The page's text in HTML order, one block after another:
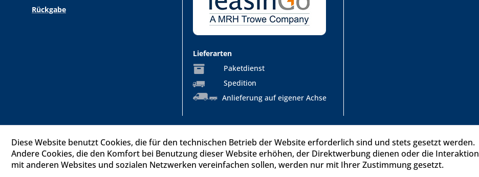
Rückgabe
Lieferarten
Paketdienst
Spedition
Anlieferung auf eigener Achse
Diese Website benutzt Cookies, die für den technischen Betrieb der Website erforderlich sind und stets gesetzt werden.
Andere Cookies, die den Komfort bei Benutzung dieser Website erhöhen, der Direktwerbung dienen oder die Interaktion
mit anderen Websites und sozialen Netzwerken vereinfachen sollen, werden nur mit Ihrer Zustimmung gesetzt.